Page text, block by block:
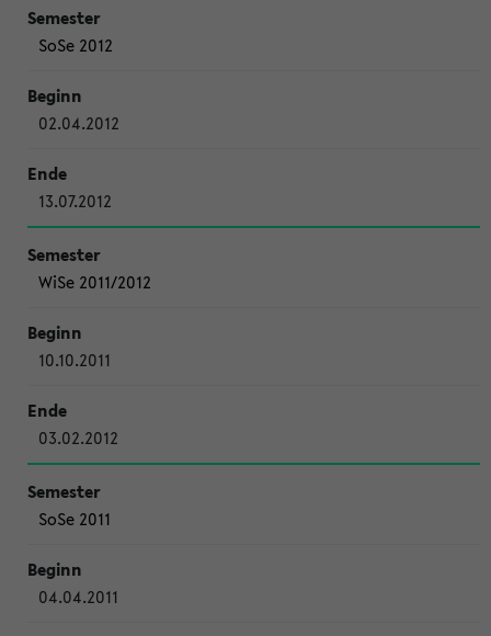
SoSe 2012
02.04.2012
13.07.2012
WiSe 2011/2012
10.10.2011
03.02.2012
SoSe 2011
04.04.2011